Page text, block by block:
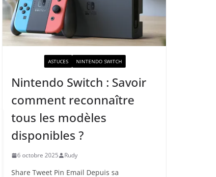
ASTUCES NINTENDO SWITCH
Nintendo Switch : Savoir
comment reconnaître
tous les modèles
disponibles ?
6 octobre 2025 Rudy
Share Tweet Pin Email Depuis sa